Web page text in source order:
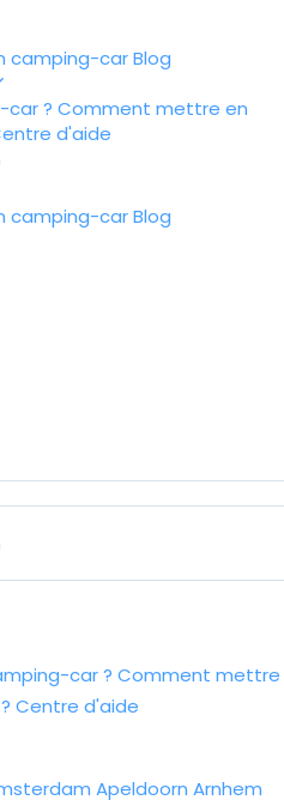
camping-carBlog
car ? Comment mettre en
d'aide
camping-carBlog
car ? Comment mettre
Centre d'aide
Apeldoorn Arnhem